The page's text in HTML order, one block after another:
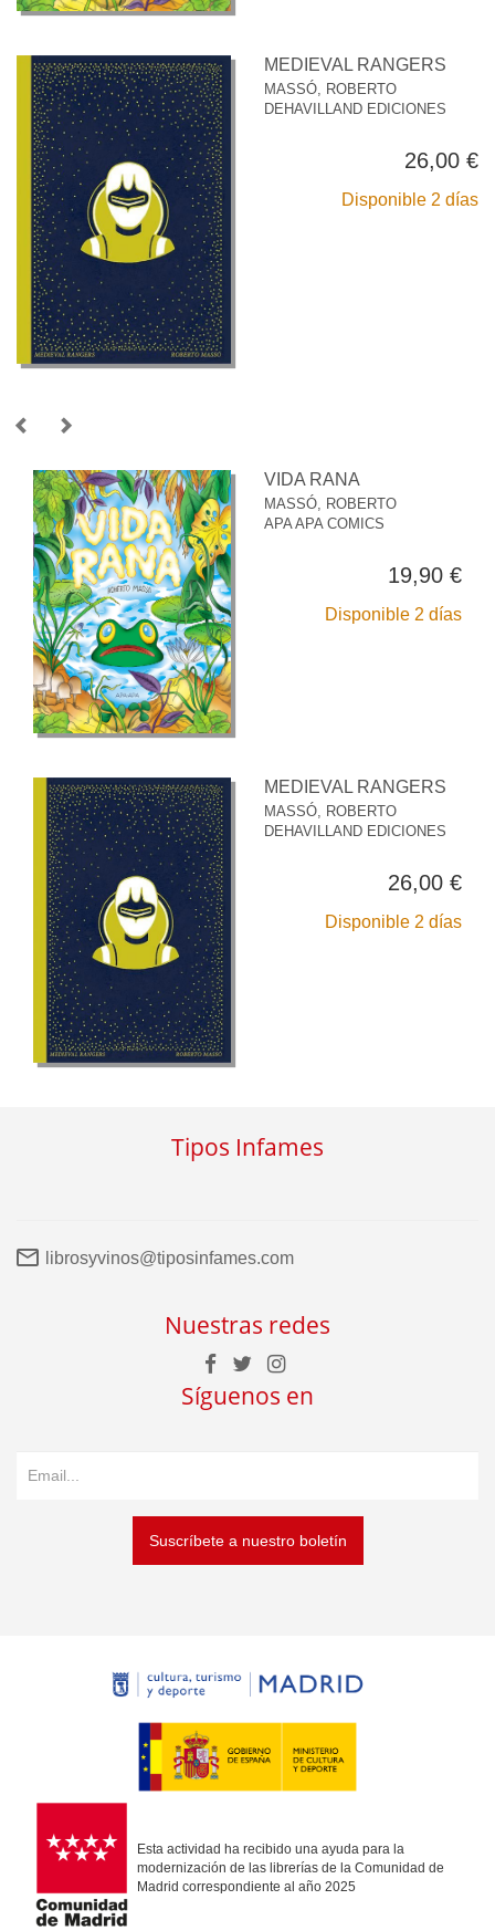
MEDIEVAL RANGERS
MASSÓ, ROBERTO
DEHAVILLAND EDICIONES
26,00 €
Disponible 2 días
VIDA RANA
MASSÓ, ROBERTO
APA APA COMICS
19,90 €
Disponible 2 días
MEDIEVAL RANGERS
MASSÓ, ROBERTO
DEHAVILLAND EDICIONES
26,00 €
Disponible 2 días
Tipos Infames
librosyvinos@tiposinfames.com
Nuestras redes
Síguenos en
Suscríbete a nuestro boletín
Esta actividad ha recibido una ayuda para la
modernización de las librerías de la Comunidad de
Madrid correspondiente al año 2025